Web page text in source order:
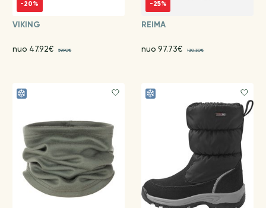
-20%
VIKING
nuo 47.92€ 59.90€
-25%
REIMA
nuo 97.73€ 130.30€